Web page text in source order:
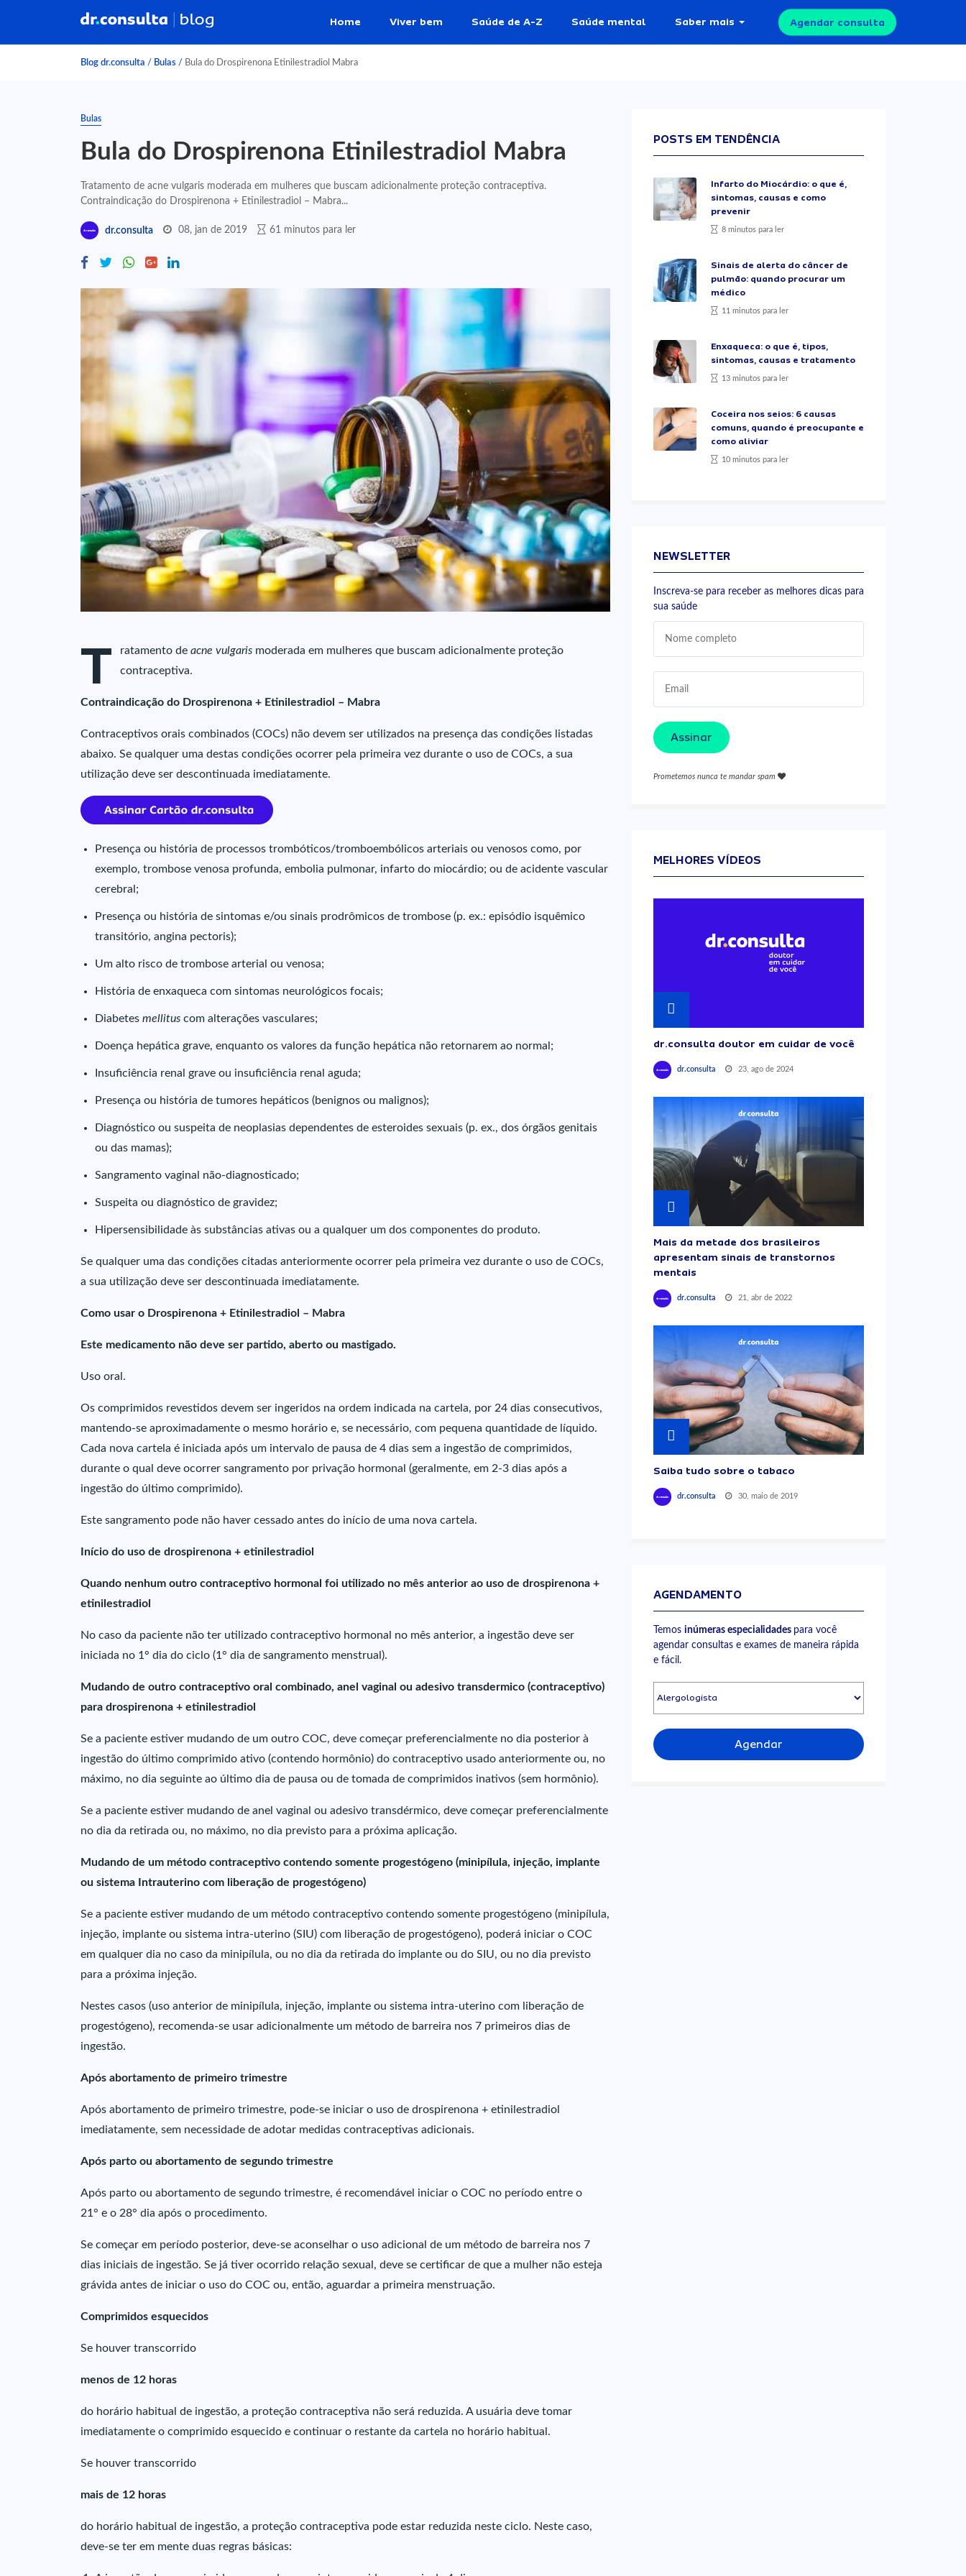
Home Viver bem Saúde de A-Z Saúde mental Saber mais Agendar consulta
Blog dr.consulta / Bulas / Bula do Drospirenona Etinilestradiol Mabra
Bulas
Bula do Drospirenona Etinilestradiol Mabra
Tratamento de acne vulgaris moderada em mulheres que buscam adicionalmente proteção contraceptiva.
Contraindicação do Drospirenona + Etinilestradiol – Mabra...
dr.consulta 08, jan de 2019 61 minutos para ler
T ratamento de acne vulgaris moderada em mulheres que buscam adicionalmente proteção
contraceptiva.
Contraindicação do Drospirenona + Etinilestradiol – Mabra
Contraceptivos orais combinados (COCs) não devem ser utilizados na presença das condições listadas
abaixo. Se qualquer uma destas condições ocorrer pela primeira vez durante o uso de COCs, a sua
utilização deve ser descontinuada imediatamente.
Presença ou história de processos trombóticos/tromboembólicos arteriais ou venosos como, por
exemplo, trombose venosa profunda, embolia pulmonar, infarto do miocárdio; ou de acidente vascular
cerebral;
Presença ou história de sintomas e/ou sinais prodrômicos de trombose (p. ex.: episódio isquêmico
transitório, angina pectoris);
Um alto risco de trombose arterial ou venosa;
História de enxaqueca com sintomas neurológicos focais;
Diabetes mellitus com alterações vasculares;
Doença hepática grave, enquanto os valores da função hepática não retornarem ao normal;
Insuficiência renal grave ou insuficiência renal aguda;
Presença ou história de tumores hepáticos (benignos ou malignos);
Diagnóstico ou suspeita de neoplasias dependentes de esteroides sexuais (p. ex., dos órgãos genitais
ou das mamas);
Sangramento vaginal não-diagnosticado;
Suspeita ou diagnóstico de gravidez;
Hipersensibilidade às substâncias ativas ou a qualquer um dos componentes do produto.
Se qualquer uma das condições citadas anteriormente ocorrer pela primeira vez durante o uso de COCs,
a sua utilização deve ser descontinuada imediatamente.
Como usar o Drospirenona + Etinilestradiol – Mabra
Este medicamento não deve ser partido, aberto ou mastigado.
Uso oral.
Os comprimidos revestidos devem ser ingeridos na ordem indicada na cartela, por 24 dias consecutivos,
mantendo-se aproximadamente o mesmo horário e, se necessário, com pequena quantidade de líquido.
Cada nova cartela é iniciada após um intervalo de pausa de 4 dias sem a ingestão de comprimidos,
durante o qual deve ocorrer sangramento por privação hormonal (geralmente, em 2-3 dias após a
ingestão do último comprimido).
Este sangramento pode não haver cessado antes do início de uma nova cartela.
Início do uso de drospirenona + etinilestradiol
Quando nenhum outro contraceptivo hormonal foi utilizado no mês anterior ao uso de drospirenona +
etinilestradiol
No caso da paciente não ter utilizado contraceptivo hormonal no mês anterior, a ingestão deve ser
iniciada no 1° dia do ciclo (1° dia de sangramento menstrual).
Mudando de outro contraceptivo oral combinado, anel vaginal ou adesivo transdermico (contraceptivo)
para drospirenona + etinilestradiol
Se a paciente estiver mudando de um outro COC, deve começar preferencialmente no dia posterior à
ingestão do último comprimido ativo (contendo hormônio) do contraceptivo usado anteriormente ou, no
máximo, no dia seguinte ao último dia de pausa ou de tomada de comprimidos inativos (sem hormônio).
Se a paciente estiver mudando de anel vaginal ou adesivo transdérmico, deve começar preferencialmente
no dia da retirada ou, no máximo, no dia previsto para a próxima aplicação.
Mudando de um método contraceptivo contendo somente progestógeno (minipílula, injeção, implante
ou sistema Intrauterino com liberação de progestógeno)
Se a paciente estiver mudando de um método contraceptivo contendo somente progestógeno (minipílula,
injeção, implante ou sistema intra-uterino (SIU) com liberação de progestógeno), poderá iniciar o COC
em qualquer dia no caso da minipílula, ou no dia da retirada do implante ou do SIU, ou no dia previsto
para a próxima injeção.
Nestes casos (uso anterior de minipílula, injeção, implante ou sistema intra-uterino com liberação de
progestógeno), recomenda-se usar adicionalmente um método de barreira nos 7 primeiros dias de
ingestão.
Após abortamento de primeiro trimestre
Após abortamento de primeiro trimestre, pode-se iniciar o uso de drospirenona + etinilestradiol
imediatamente, sem necessidade de adotar medidas contraceptivas adicionais.
Após parto ou abortamento de segundo trimestre
Após parto ou abortamento de segundo trimestre, é recomendável iniciar o COC no período entre o
21° e o 28° dia após o procedimento.
Se começar em período posterior, deve-se aconselhar o uso adicional de um método de barreira nos 7
dias iniciais de ingestão. Se já tiver ocorrido relação sexual, deve se certificar de que a mulher não esteja
grávida antes de iniciar o uso do COC ou, então, aguardar a primeira menstruação.
Comprimidos esquecidos
Se houver transcorrido
menos de 12 horas
do horário habitual de ingestão, a proteção contraceptiva não será reduzida. A usuária deve tomar
imediatamente o comprimido esquecido e continuar o restante da cartela no horário habitual.
Se houver transcorrido
mais de 12 horas
do horário habitual de ingestão, a proteção contraceptiva pode estar reduzida neste ciclo. Neste caso,
deve-se ter em mente duas regras básicas:
POSTS EM TENDÊNCIA
Infarto do Miocárdio: o que é,
sintomas, causas e como
prevenir
8 minutos para ler
Sinais de alerta do câncer de
pulmão: quando procurar um
médico
11 minutos para ler
Enxaqueca: o que é, tipos,
sintomas, causas e tratamento
13 minutos para ler
Coceira nos seios: 6 causas
comuns, quando é preocupante e
como aliviar
10 minutos para ler
NEWSLETTER
Inscreva-se para receber as melhores dicas para
sua saúde
Assinar
Prometemos nunca te mandar spam
MELHORES VÍDEOS
dr.consulta doutor em cuidar de você
dr.consulta 23, ago de 2024
Mais da metade dos brasileiros
apresentam sinais de transtornos
mentais
dr.consulta 21, abr de 2022
Saiba tudo sobre o tabaco
dr.consulta 30, maio de 2019
AGENDAMENTO
Temos inúmeras especialidades para você
agendar consultas e exames de maneira rápida
e fácil.
Agendar